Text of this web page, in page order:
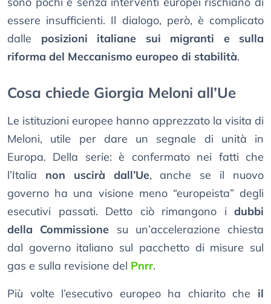
essere insufficienti. Il dialogo, però, è complicato
dalle posizioni italiane sui migranti e sulla
riforma del Meccanismo europeo di stabilità.
Cosa chiede Giorgia Meloni all’Ue
Le istituzioni europee hanno apprezzato la visita di
Meloni, utile per dare un segnale di unità in
Europa. Della serie: è confermato nei fatti che
l’Italia non uscirà dall’Ue, anche se il nuovo
governo ha una visione meno “europeista” degli
esecutivi passati. Detto ciò rimangono i dubbi
della Commissione su un’accelerazione chiesta
dal governo italiano sul pacchetto di misure sul
gas e sulla revisione del Pnrr.
Più volte l’esecutivo europeo ha chiarito che il